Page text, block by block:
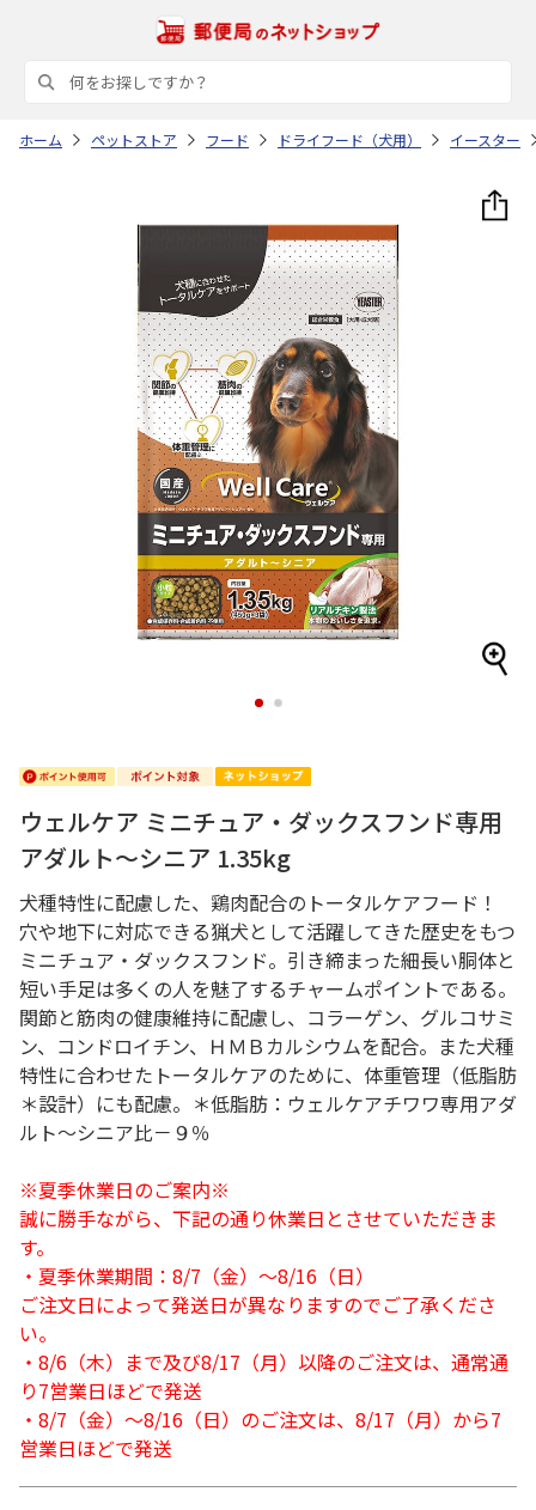
ホーム ペットストア フード ドライフード（犬用） イースター
1 2
ウェルケア ミニチュア・ダックスフンド専用
アダルト～シニア 1.35kg
犬種特性に配慮した、鶏肉配合のトータルケアフード！
穴や地下に対応できる猟犬として活躍してきた歴史をもつ
ミニチュア・ダックスフンド。引き締まった細長い胴体と
短い手足は多くの人を魅了するチャームポイントである。
関節と筋肉の健康維持に配慮し、コラーゲン、グルコサミ
ン、コンドロイチン、ＨＭＢカルシウムを配合。また犬種
特性に合わせたトータルケアのために、体重管理（低脂肪
＊設計）にも配慮。＊低脂肪：ウェルケアチワワ専用アダ
ルト～シニア比－９％
※夏季休業日のご案内※
誠に勝手ながら、下記の通り休業日とさせていただきま
す。
・夏季休業期間：8/7（金）～8/16（日）
ご注文日によって発送日が異なりますのでご了承くださ
い。
・8/6（木）まで及び8/17（月）以降のご注文は、通常通
り7営業日ほどで発送
・8/7（金）～8/16（日）のご注文は、8/17（月）から7
営業日ほどで発送